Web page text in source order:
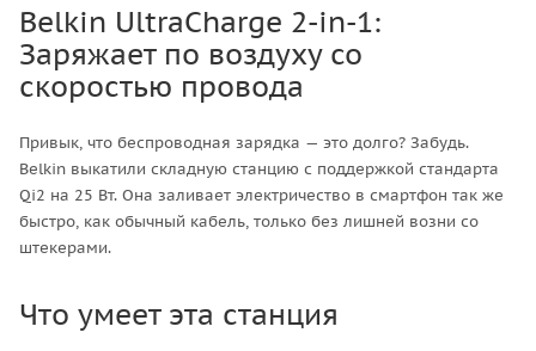
Belkin UltraCharge 2-in-1:
Заряжает по воздуху со
скоростью провода
Привык, что беспроводная зарядка — это долго? Забудь.
Belkin выкатили складную станцию с поддержкой стандарта
Qi2 на 25 Вт. Она заливает электричество в смартфон так же
быстро, как обычный кабель, только без лишней возни со
штекерами.
Что умеет эта станция